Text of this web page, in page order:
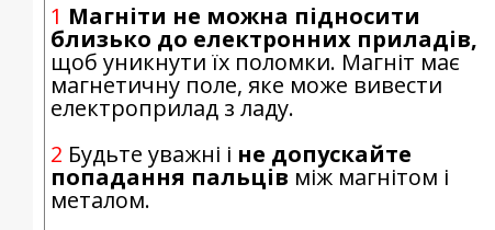
1 Магніти не можна підносити
близько до електронних приладів,
щоб уникнути їх поломки. Магніт має
магнетичну поле, яке може вивести
електроприлад з ладу.
2 Будьте уважні і не допускайте
попадання пальців між магнітом і
металом.